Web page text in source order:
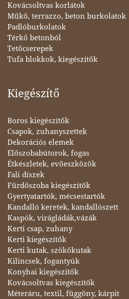
Kovácsoltvas korlátok
Műkő, terrazzo, beton burkolatok
Padlóburkolatok
Térkő betonból
Tetőcserepek
Tufa blokkok, kiegészítők
Kiegészítő
Boros kiegészítők
Csapok, zuhanyszettek
Dekorációs elemek
Előszobabútorok, fogas
Étkészletek, evőeszközök
Fali díszek
Fürdőszoba kiegészítők
Gyertyatartók, mécsestartók
Kandalló keretek, kandallószett
Kaspók, virágládák,vázák
Kerti csap, zuhany
Kerti kiegészítők
Kerti kutak, szökőkutak
Kilincsek, fogantyúk
Konyhai kiegészítők
Kovácsoltvas kiegészítők
Méteráru, textil, függöny, kárpit